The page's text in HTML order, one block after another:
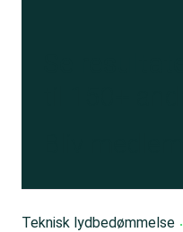
Teknisk lydbedømmelse